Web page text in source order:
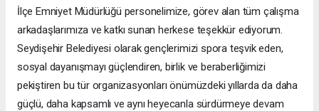
İlçe Emniyet Müdürlüğü personelimize, görev alan tüm çalışma
arkadaşlarımıza ve katkı sunan herkese teşekkür ediyorum.
Seydişehir Belediyesi olarak gençlerimizi spora teşvik eden,
sosyal dayanışmayı güçlendiren, birlik ve beraberliğimizi
pekiştiren bu tür organizasyonları önümüzdeki yıllarda da daha
güçlü, daha kapsamlı ve aynı heyecanla sürdürmeye devam